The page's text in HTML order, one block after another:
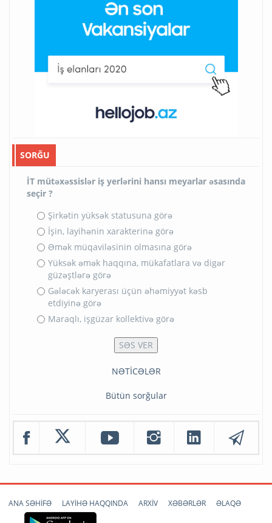
SORĞU
İT mütəxəssislər iş yerlərini hansı meyarlar əsasında
seçir ?
Şirkətin yüksək statusuna görə
İşin, layihənin xarakterinə görə
Əmək müqaviləsinin olmasına görə
Yüksək əmək haqqına, mükafatlara və digər
güzəştlərə görə
Gələcək karyerası üçün əhəmiyyət kəsb
etdiyinə görə
Maraqlı, işgüzar kollektivə görə
NƏTİCƏLƏR
Bütün sorğular
ANA SƏHİFƏ LAYİHƏ HAQQINDA ARXİV XƏBƏRLƏR ƏLAQƏ